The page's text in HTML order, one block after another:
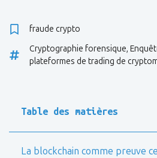
fraude crypto
Cryptographie forensique,
plateformes de trading de
Table des matières
La blockchain comme preuve